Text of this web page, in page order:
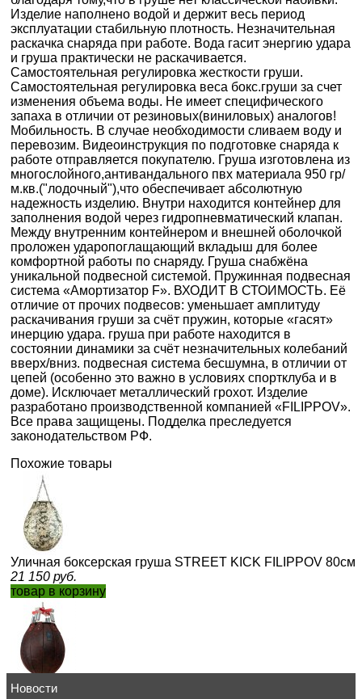
Изделие наполнено водой и держит весь период
эксплуатации стабильную плотность. Незначительная
раскачка снаряда при работе. Вода гасит энергию удара
и груша практически не раскачивается.
Самостоятельная регулировка жесткости груши.
Самостоятельная регулировка веса бокс.груши за счет
изменения объема воды. Не имеет специфического
запаха в отличии от резиновых(виниловых) аналогов!
Мобильность. В случае необходимости сливаем воду и
перевозим. Видеоинструкция по подготовке снаряда к
работе отправляется покупателю. Груша изготовлена из
многослойного,антивандального пвх материала 950 гр/
м.кв.("лодочный"),что обеспечивает абсолютную
надежность изделию. Внутри находится контейнер для
заполнения водой через гидропневматический клапан.
Между внутренним контейнером и внешней оболочкой
проложен ударопоглащающий вкладыш для более
комфортной работы по снаряду. Груша снабжёна
уникальной подвесной системой. Пружинная подвесная
система «Амортизатор F». ВХОДИТ В СТОИМОСТЬ. Её
отличие от прочих подвесов: уменьшает амплитуду
раскачивания груши за счёт пружин, которые «гасят»
инерцию удара. груша при работе находится в
состоянии динамики за счёт незначительных колебаний
вверх/вниз. подвесная система бесшумна, в отличии от
цепей (особенно это важно в условиях спортклуба и в
доме). Исключает металлический грохот. Изделие
разработано производственной компанией «FILIPPOV».
Все права защищены. Подделка преследуется
законодательством РФ.
Похожие товары
Уличная боксерская груша STREET KICK FILIPPOV 80см/
21 150 руб.
товар в корзину
Водоналивная боксерская груша BIG WATER PEAR
Новости